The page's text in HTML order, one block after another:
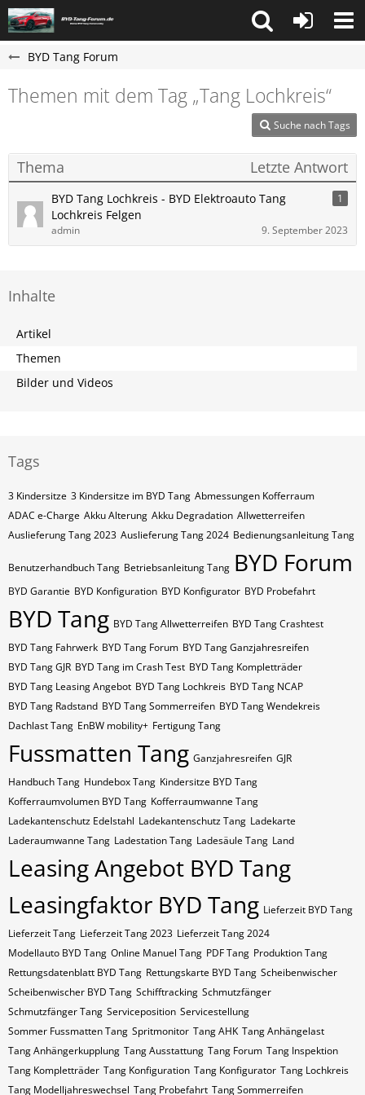
BYD Tang Forum
Themen mit dem Tag „Tang Lochkreis“
Suche nach Tags
Thema Letzte Antwort
BYD Tang Lochkreis - BYD Elektroauto Tang
Lochkreis Felgen
1
admin 9. September 2023
Inhalte
Artikel
Themen
Bilder und Videos
Tags
3 Kindersitze 3 Kindersitze im BYD Tang Abmessungen Kofferraum
ADAC e-Charge Akku Alterung Akku Degradation Allwetterreifen
Auslieferung Tang 2023 Auslieferung Tang 2024 Bedienungsanleitung Tang
Benutzerhandbuch Tang Betriebsanleitung Tang BYD Forum
BYD Garantie BYD Konfiguration BYD Konfigurator BYD Probefahrt
BYD Tang BYD Tang Allwetterreifen BYD Tang Crashtest
BYD Tang Fahrwerk BYD Tang Forum BYD Tang Ganzjahresreifen
BYD Tang GJR BYD Tang im Crash Test BYD Tang Kompletträder
BYD Tang Leasing Angebot BYD Tang Lochkreis BYD Tang NCAP
BYD Tang Radstand BYD Tang Sommerreifen BYD Tang Wendekreis
Dachlast Tang EnBW mobility+ Fertigung Tang
Fussmatten Tang Ganzjahresreifen GJR
Handbuch Tang Hundebox Tang Kindersitze BYD Tang
Kofferraumvolumen BYD Tang Kofferraumwanne Tang
Ladekantenschutz Edelstahl Ladekantenschutz Tang Ladekarte
Laderaumwanne Tang Ladestation Tang Ladesäule Tang Land
Leasing Angebot BYD Tang
Leasingfaktor BYD Tang Lieferzeit BYD Tang
Lieferzeit Tang Lieferzeit Tang 2023 Lieferzeit Tang 2024
Modellauto BYD Tang Online Manuel Tang PDF Tang Produktion Tang
Rettungsdatenblatt BYD Tang Rettungskarte BYD Tang Scheibenwischer
Scheibenwischer BYD​ Tang Schifftracking Schmutzfänger
Schmutzfänger Tang Serviceposition Servicestellung
Sommer Fussmatten Tang Spritmonitor Tang AHK Tang Anhängelast
Tang Anhängerkupplung Tang Ausstattung Tang Forum Tang Inspektion
Tang Kompletträder Tang Konfiguration Tang Konfigurator Tang Lochkreis
Tang Modelljahreswechsel Tang Probefahrt Tang Sommerreifen